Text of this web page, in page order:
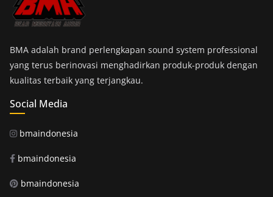
BMA adalah brand perlengkapan sound system professional
yang terus berinovasi menghadirkan produk-produk dengan
kualitas terbaik yang terjangkau.
Social Media
bmaindonesia
bmaindonesia
bmaindonesia